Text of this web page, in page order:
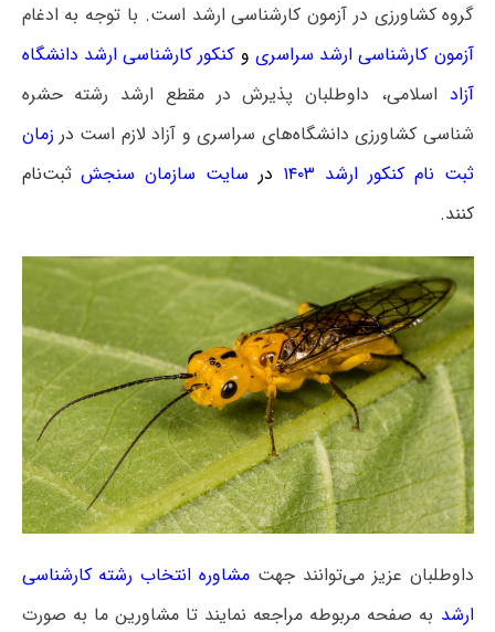
گروه کشاورزی در آزمون کارشناسی ارشد است. با توجه به ادغام
آزمون کارشناسی ارشد سراسری و کنکور کارشناسی ارشد دانشگاه
آزاد اسلامی، داوطلبان پذیرش در مقطع ارشد رشته حشره
شناسی کشاورزی دانشگاه‌های سراسری و آزاد لازم است در زمان
ثبت نام کنکور ارشد ۱۴۰۳
در سایت سازمان سنجشثبت‌نام
کنند.
داوطلبان عزیز می‌توانند جهت مشاوره انتخاب رشته کارشناسی
ارشد به صفحه مربوطه مراجعه نمایند تا مشاورین ما به صورت